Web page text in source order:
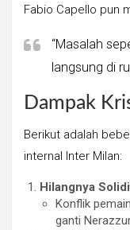
Fabio Capello pun
“Masalah
langsung di
Dampak
Berikut adalah
internal Inter Milan:
Hilangnya
Konflik
ganti